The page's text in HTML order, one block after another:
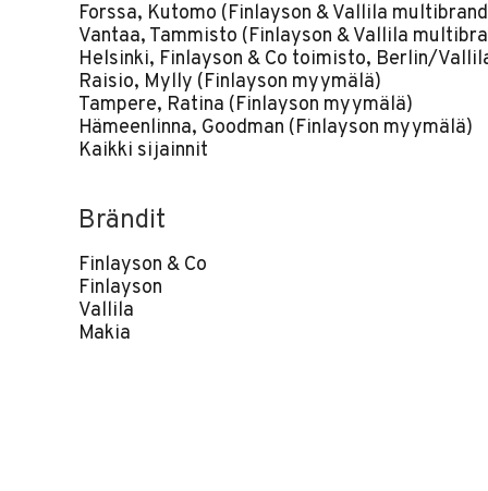
Forssa, Kutomo (Finlayson & Vallila
Vantaa, Tammisto (Finlayson & Vallila
Helsinki, Finlayson & Co toimisto, Berlin/
Raisio, Mylly (Finlayson myymälä)
Tampere, Ratina (Finlayson myymälä)
Hämeenlinna, Goodman (Finlayson myymälä)
Kaikki sijainnit
Brändit
Finlayson & Co
Finlayson
Vallila
Makia